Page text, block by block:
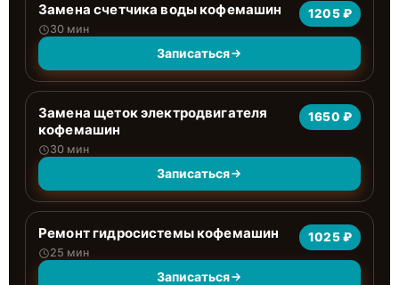
Замена счетчика воды кофемашин
30 мин
1205 ₽
Записаться
Замена щеток электродвигателя
кофемашин
30 мин
1650 ₽
Записаться
Ремонт гидросистемы кофемашин
25 мин
1025 ₽
Записаться